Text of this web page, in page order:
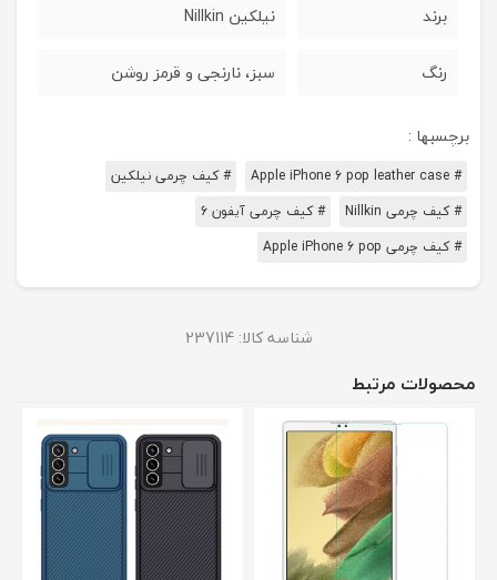
برند نیلکین Nillkin
رنگ سبز، نارنجی و قرمز روشن
برچسبها :
# Apple iPhone 6 pop leather case
# کیف چرمی نیلکین
# کیف چرمی Nillkin
# کیف چرمی آیفون 6
# کیف چرمی Apple iPhone 6 pop
شناسه کالا: 237114
محصولات مرتبط